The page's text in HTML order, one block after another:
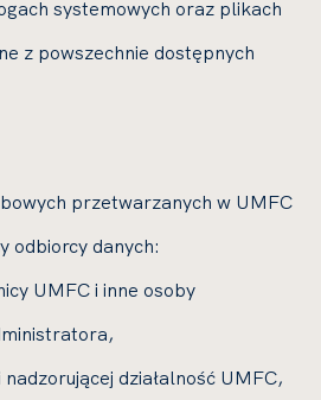
systemowych oraz plikach
z powszechnie dostępnych
przetwarzanych w UMFC
odbiorcy danych:
UMFC i inne osoby
działalność UMFC,